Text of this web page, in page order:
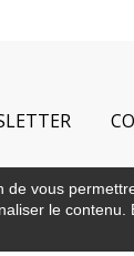
de vous
le